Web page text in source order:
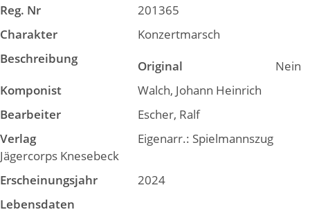
Reg. Nr
201365
Charakter
Konzertmarsch
Beschreibung
Original
Nein
Komponist
Walch, Johann Heinrich
Bearbeiter
Escher, Ralf
Verlag
Eigenarr.: Spielmannszug
Jägercorps Knesebeck
Erscheinungsjahr
2024
Lebensdaten